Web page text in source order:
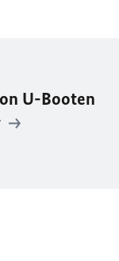
U-Booten